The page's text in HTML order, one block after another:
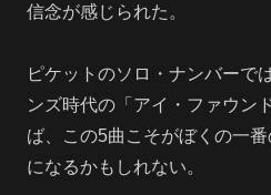
信念が感じられた。
ピケットのソロ・ナンバーで
ンズ時代の「アイ・ファウン
ば、この5曲こそがぼくの一
になるかもしれない。